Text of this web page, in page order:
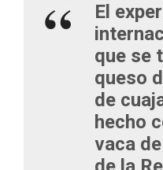
El
que se
queso
de
hecho
vaca